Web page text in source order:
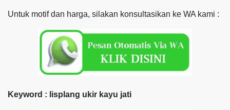
Untuk motif dan harga, silakan konsultasikan ke WA kami :
Keyword : lisplang ukir kayu jati